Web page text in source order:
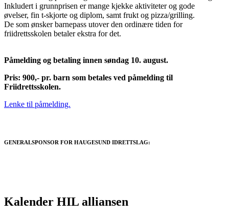
Inkludert i grunnprisen er mange kjekke aktiviteter og gode
øvelser, fin t-skjorte og diplom, samt frukt og pizza/grilling.
De som ønsker barnepass utover den ordinære tiden for
friidrettsskolen betaler ekstra for det.
Påmelding og betaling innen søndag 10. august.
Pris: 900,- pr. barn som betales ved påmelding til
Friidrettsskolen.
Lenke til påmelding.
GENERALSPONSOR FOR HAUGESUND IDRETTSLAG:
Kalender HIL alliansen